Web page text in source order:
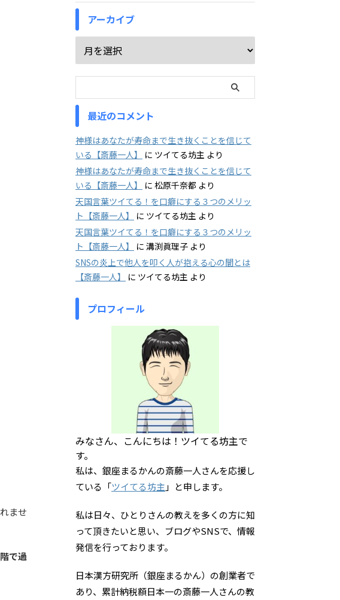
ませ
で過
アーカイブ
最近のコメント
神様はあなたが寿命まで生き抜くことを信じて
いる【斎藤一人】
に ツイてる坊主 より
神様はあなたが寿命まで生き抜くことを信じて
いる【斎藤一人】
に 松原千奈都 より
天国言葉ツイてる！を口癖にする３つのメリッ
ト【斎藤一人】
に ツイてる坊主 より
天国言葉ツイてる！を口癖にする３つのメリッ
ト【斎藤一人】
に 溝渕眞理子 より
SNSの炎上で他人を叩く人が抱える心の闇とは
【斎藤一人】
に ツイてる坊主 より
プロフィール
みなさん、こんにちは！ツイてる坊主で
す。
私は、銀座まるかんの斎藤一人さんを応援し
ている「ツイてる坊主 」と申します。
私は日々、ひとりさんの教えを多くの方に知
って頂きたいと思い、ブログやSNSで、情報
発信を行っております。
日本漢方研究所（銀座まるかん）の創業者で
あり、累計納税額日本一の斎藤一人さんの教